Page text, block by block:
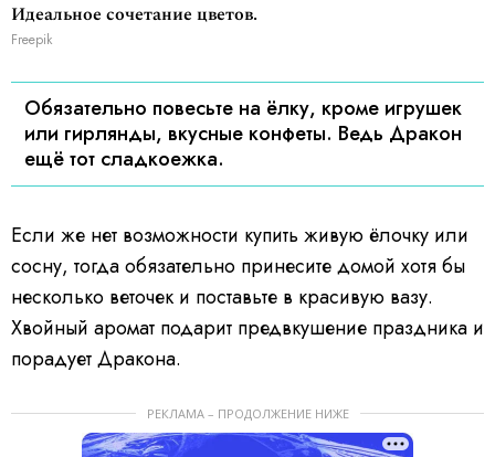
Идеальное сочетание цветов.
Freepik
Обязательно повесьте на ёлку, кроме игрушек
или гирлянды, вкусные конфеты. Ведь Дракон
ещё тот сладкоежка.
Если же нет возможности купить живую ёлочку или
сосну, тогда обязательно принесите домой хотя бы
несколько веточек и поставьте в красивую вазу.
Хвойный аромат подарит предвкушение праздника и
порадует Дракона.
РЕКЛАМА – ПРОДОЛЖЕНИЕ НИЖЕ